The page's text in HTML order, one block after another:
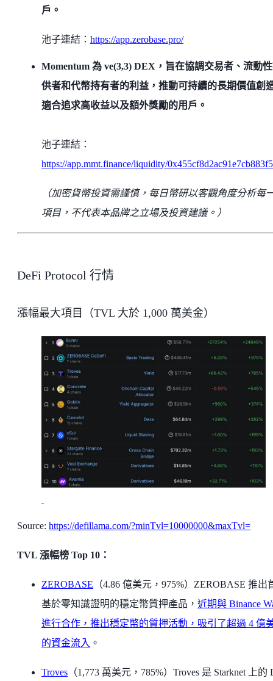
戶。
池子連結： https://app.zerobase.pro/
Momentum 為 ve(3,3) DEX，旨在協調交易者、流動
供者和代幣持有者的利益，推動可持續的長期價值創
適合追求高收益以及額外獎勵的用戶。
池子連結：
https://app.mmt.finance/liquidity/
（加密貨幣投資需謹慎，每日幣研以客觀角度分析每
項目，不代表本品牌之立場及投資建議。）
DeFi Protocol 行情
漲幅最大項目（TVL 大於 1,000 萬美金）
Source: https://defillama.com/?minTvl=10000000&maxTvl=
TVL 漲幅榜 Top 10：
ZEROBASE （4.86 億美元，975%）ZEROBASE 推出
基於零知識證明的穩定幣質押產品， 近期與 Binance
進行合作，推出穩定幣的質押活動，吸引了超過 4 億
的資金流入 。
Troves （1,773 萬美元，785%）Troves 是 Starknet 上的